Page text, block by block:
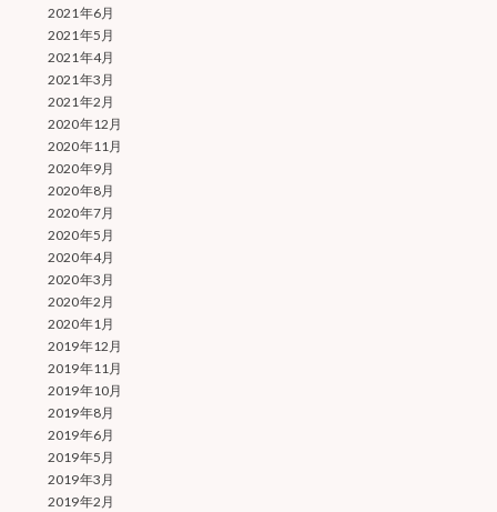
2021年6月
2021年5月
2021年4月
2021年3月
2021年2月
2020年12月
2020年11月
2020年9月
2020年8月
2020年7月
2020年5月
2020年4月
2020年3月
2020年2月
2020年1月
2019年12月
2019年11月
2019年10月
2019年8月
2019年6月
2019年5月
2019年3月
2019年2月